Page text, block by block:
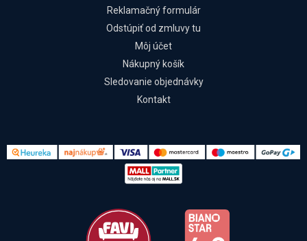
Reklamačný formulár
Odstúpiť od zmluvy tu
Môj účet
Nákupný košík
Sledovanie objednávky
Kontakt